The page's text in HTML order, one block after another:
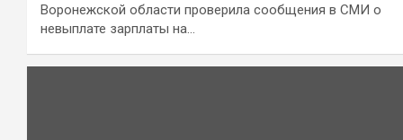
Воронежской области проверила сообщения в СМИ о
невыплате зарплаты на…